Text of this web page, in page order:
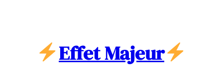
Effet Majeur